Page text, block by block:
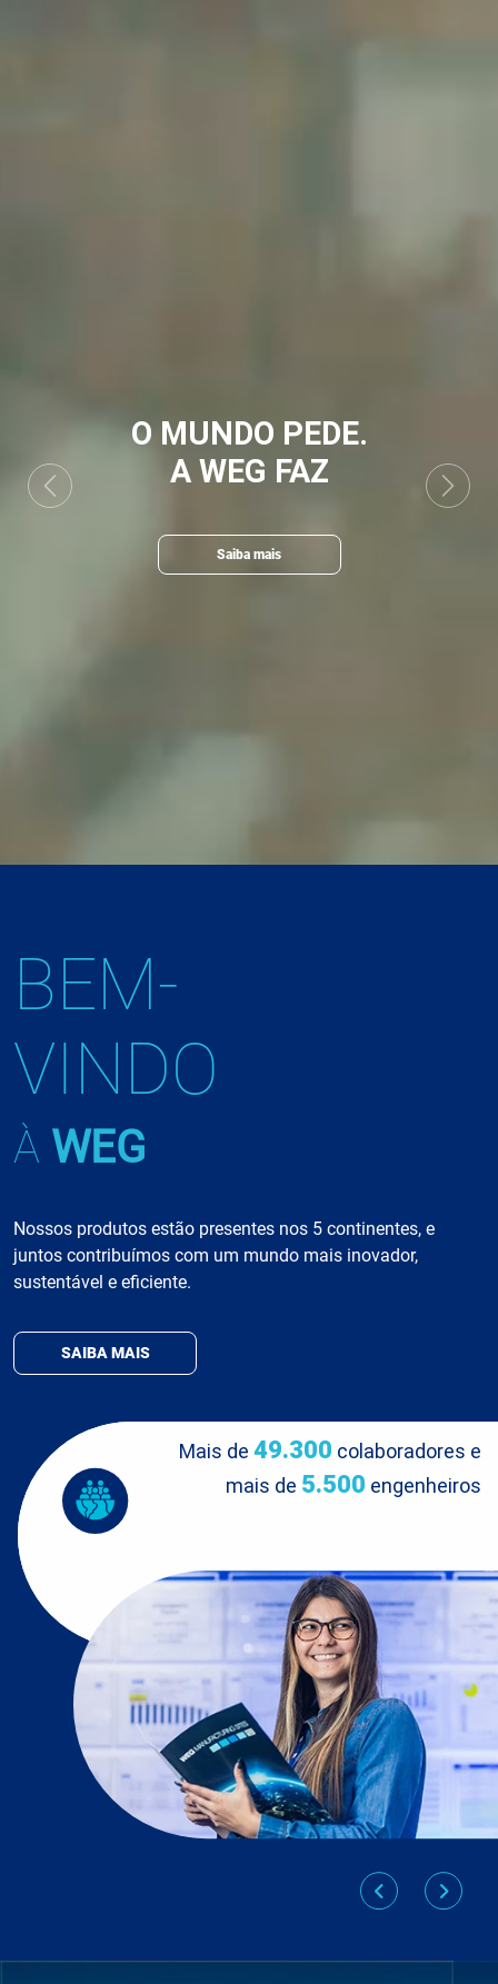
O MUNDO PEDE.
A WEG FAZ
Saiba mais
Previous Next
BEM-
VINDO
À WEG
Nossos produtos estão presentes nos 5 continentes, e
juntos contribuímos com um mundo mais inovador,
sustentável e eficiente.
SAIBA MAIS
Mais de 49.300 colaboradores e
mais de 5.500 engenheiros